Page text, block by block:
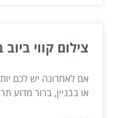
צילום קווי
אם לאחרונה יש לכם
או בבניין, ברור מדוע